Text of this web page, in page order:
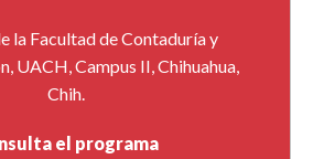
la Facultad de Contaduría y
UACH, Campus II, Chihuahua,
Chih.
el programa